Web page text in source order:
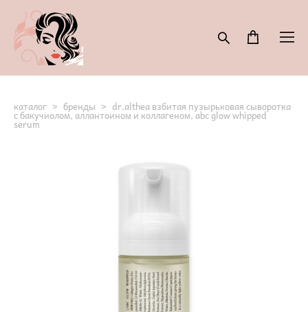
каталог > бренды > dr.althea взбитая пузырьковая сыворотка
с бакучиолом, аллантоином и коллагеном, abc glow whipped
serum